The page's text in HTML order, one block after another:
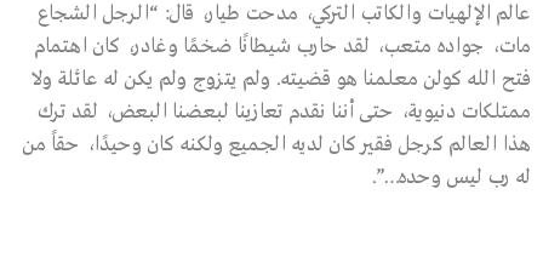
عالم الإلهيات والكاتب التركي، مدحت طيار، قال: “الرجل الشجاع
مات، جواده متعب، لقد حارب شيطانًا ضخمًا وغادر، كان اهتمام
فتح الله كولن معلمنا هو قضيته. ولم يتزوج ولم يكن له عائلة ولا
ممتلكات دنيوية، حتى أننا نقدم تعازينا لبعضنا البعض، لقد ترك
هذا العالم كرجل فقير كان لديه الجميع ولكنه كان وحيدًا، حقاً من
له رب ليس وحده…”.